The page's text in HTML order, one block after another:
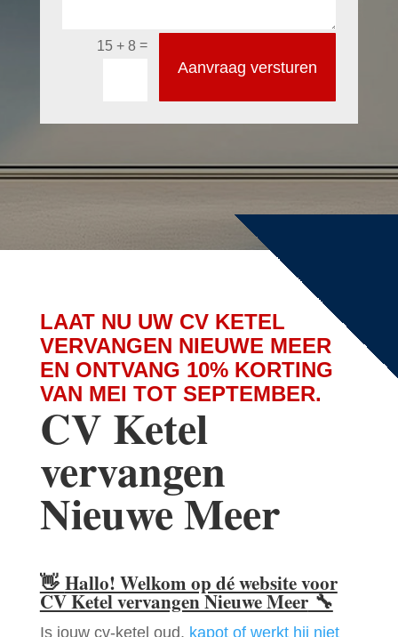
15 + 8 =
Aanvraag versturen
LAAT NU UW CV KETEL
VERVANGEN NIEUWE MEER
EN ONTVANG 10% KORTING
VAN MEI TOT SEPTEMBER.
CV Ketel
vervangen
Nieuwe Meer
👋 Hallo! Welkom op dé website voor
CV Ketel vervangen Nieuwe Meer🔧
Is jouw cv-ketel oud, kapot of werkt hij niet